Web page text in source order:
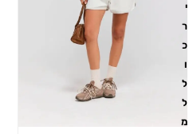
י
ר
כ
ו
ל
ל
מ